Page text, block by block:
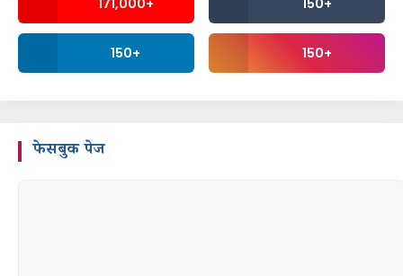
171,000+ 150+
150+ 150+
फेसबुक पेज